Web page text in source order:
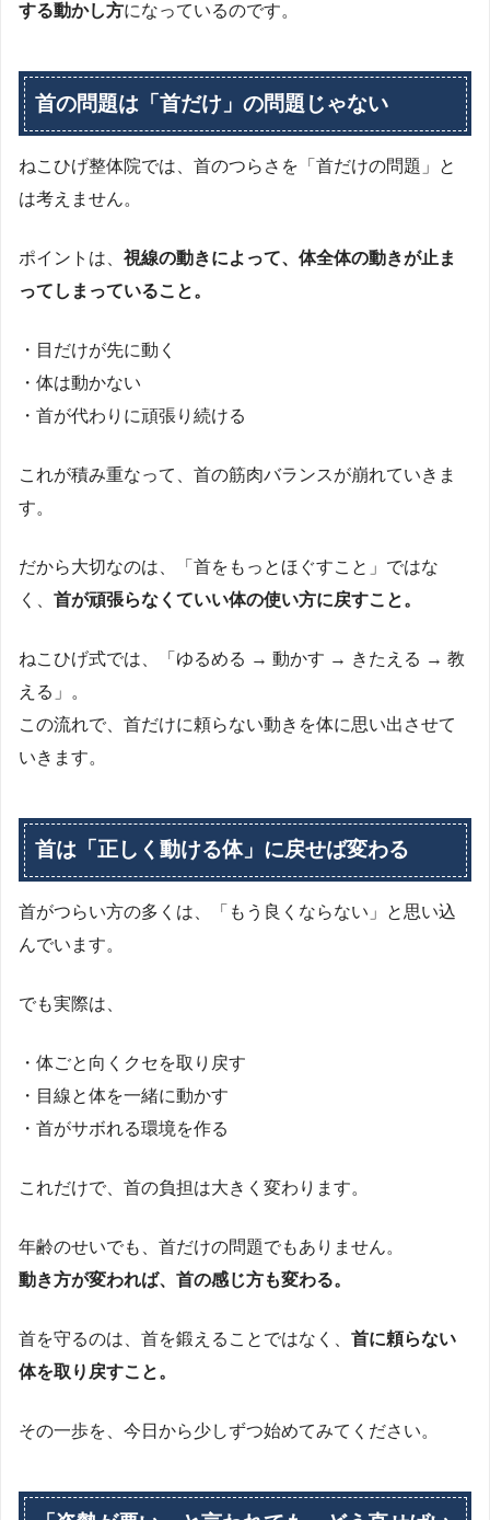
する動かし方になっているのです。
首の問題は「首だけ」の問題じゃない
ねこひげ整体院では、首のつらさを「首だけの問題」と
は考えません。
ポイントは、 視線の動きによって、体全体の動きが止ま
ってしまっていること。
・目だけが先に動く
・体は動かない
・首が代わりに頑張り続ける
これが積み重なって、首の筋肉バランスが崩れていきま
す。
だから大切なのは、「首をもっとほぐすこと」ではな
く、 首が頑張らなくていい体の使い方に戻すこと。
ねこひげ式では、「ゆるめる → 動かす → きたえる → 教
える」。
この流れで、首だけに頼らない動きを体に思い出させて
いきます。
首は「正しく動ける体」に戻せば変わる
首がつらい方の多くは、「もう良くならない」と思い込
んでいます。
でも実際は、
・体ごと向くクセを取り戻す
・目線と体を一緒に動かす
・首がサボれる環境を作る
これだけで、首の負担は大きく変わります。
年齢のせいでも、首だけの問題でもありません。
動き方が変われば、首の感じ方も変わる。
首を守るのは、首を鍛えることではなく、 首に頼らない
体を取り戻すこと。
その一歩を、今日から少しずつ始めてみてください。